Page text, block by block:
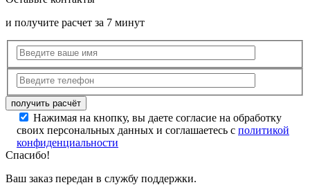
и получите расчет за 7 минут
Нажимая на кнопку, вы даете согласие на обработку
своих персональных данных и соглашаетесь с политикой
конфиденциальности
Спасибо!
Ваш заказ передан в службу поддержки.